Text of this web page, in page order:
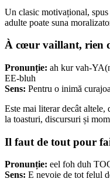
Un clasic motivațional,
adulte poate suna
À cœur vaillant, rien
Pronunție: ah kur vah-
EE-bluh
Sens: Pentru o inimă
Este mai literar decât altele,
la toasturi, discursuri și
Il faut de tout pour
Pronunție: eel foh duh
Sens: E nevoie de tot felul